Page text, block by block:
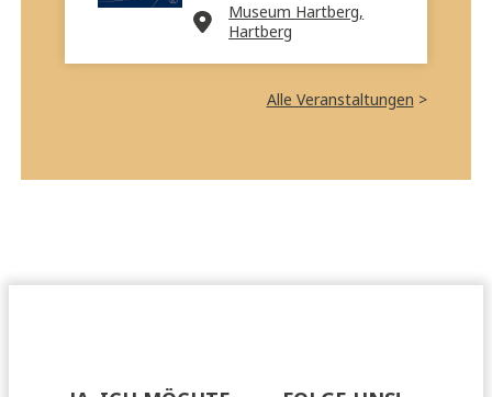
Museum Hartberg,
Hartberg
Alle Veranstaltungen >